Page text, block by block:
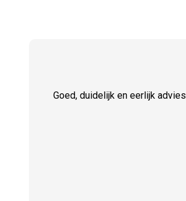
Goed, duidelijk en eerlijk advies